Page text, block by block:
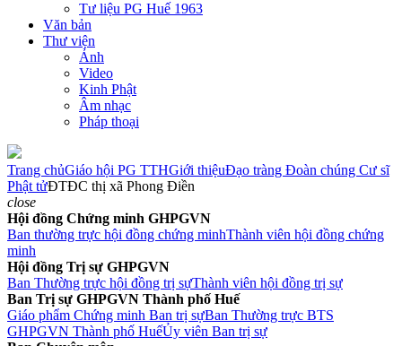
Tư liệu PG Huế 1963
Văn bản
Thư viện
Ảnh
Video
Kinh Phật
Âm nhạc
Pháp thoại
Trang chủGiáo hội PG TTHGiới thiệuĐạo tràng Đoàn chúng Cư sĩ
Phật tửĐTĐC thị xã Phong Điền
close
Hội đồng Chứng minh GHPGVN
Ban thường trực hội đồng chứng minhThành viên hội đồng chứng
minh
Hội đồng Trị sự GHPGVN
Ban Thường trực hội đồng trị sựThành viên hội đồng trị sự
Ban Trị sự GHPGVN Thành phố Huế
Giáo phẩm Chứng minh Ban trị sựBan Thường trực BTS
GHPGVN Thành phố HuếỦy viên Ban trị sự